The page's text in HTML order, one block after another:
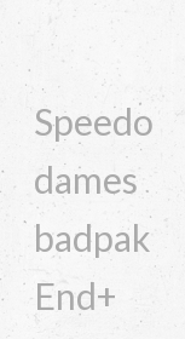
Speedo
dames
badpak
End+